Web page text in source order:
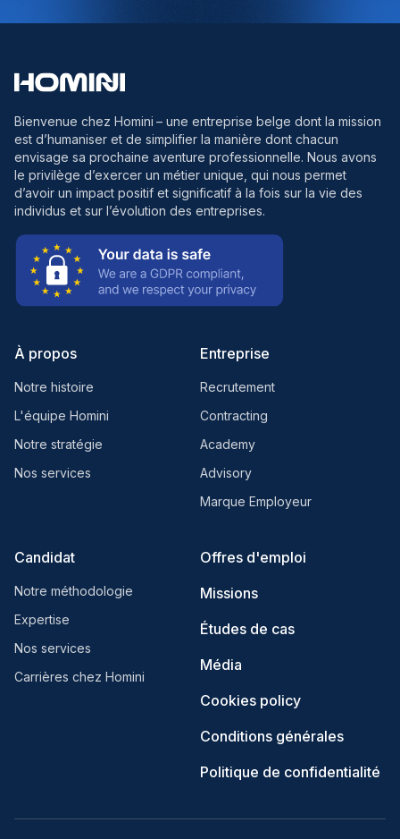
Bienvenue chez Homini – une entreprise belge dont la mission
est d’humaniser et de simplifier la manière dont chacun
envisage sa prochaine aventure professionnelle. Nous avons
le privilège d’exercer un métier unique, qui nous permet
d’avoir un impact positif et significatif à la fois sur la vie des
individus et sur l’évolution des entreprises.
À propos
Notre histoire
L'équipe Homini
Notre stratégie
Nos services
Entreprise
Recrutement
Contracting
Academy
Advisory
Marque Employeur
Candidat
Notre méthodologie
Expertise
Nos services
Carrières chez Homini
Offres d'emploi
Missions
Études de cas
Média
Cookies policy
Conditions générales
Politique de confidentialité